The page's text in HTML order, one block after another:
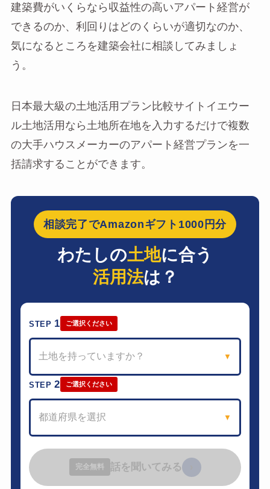
建築費がいくらなら収益性の高いアパート経営が
できるのか、利回りはどのくらいが適切なのか、
気になるところを建築会社に相談してみましょ
う。
日本最大級の土地活用プラン比較サイトイエウー
ル土地活用なら土地所在地を入力するだけで複数
の大手ハウスメーカーのアパート経営プランを一
括請求することができます。
相談完了でAmazonギフト1000円分
わたしの土地に合う
活用法は？
STEP 1 ご選択ください
土地を持っていますか？ ▼
STEP2 ご選択ください
都道府県を選択 ▼
完全無料 話を聞いてみる